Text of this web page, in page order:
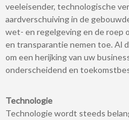
veeleisender, technologische
aardverschuiving in de
wet- en regelgeving en de roep
en transparantie nemen toe. Al
om een herijking van uw
onderscheidend en
Technologie
Technologie wordt steeds